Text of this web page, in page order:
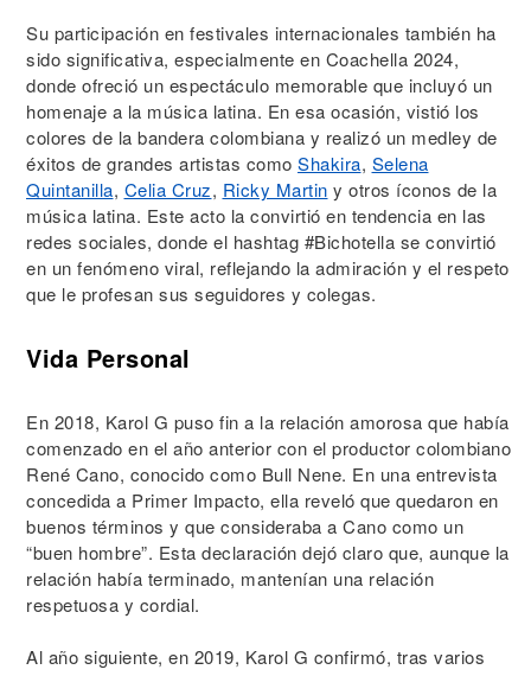
Su participación en festivales internacionales también ha
sido significativa, especialmente en Coachella 2024,
donde ofreció un espectáculo memorable que incluyó un
homenaje a la música latina. En esa ocasión, vistió los
colores de la bandera colombiana y realizó un medley de
éxitos de grandes artistas como Shakira, Selena
Quintanilla, Celia Cruz, Ricky Martin y otros íconos de la
música latina. Este acto la convirtió en tendencia en las
redes sociales, donde el hashtag #Bichotella se convirtió
en un fenómeno viral, reflejando la admiración y el respeto
que le profesan sus seguidores y colegas.
Vida Personal
En 2018, Karol G puso fin a la relación amorosa que había
comenzado en el año anterior con el productor colombiano
René Cano, conocido como Bull Nene. En una entrevista
concedida a Primer Impacto, ella reveló que quedaron en
buenos términos y que consideraba a Cano como un
“buen hombre”. Esta declaración dejó claro que, aunque la
relación había terminado, mantenían una relación
respetuosa y cordial.
Al año siguiente, en 2019, Karol G confirmó, tras varios